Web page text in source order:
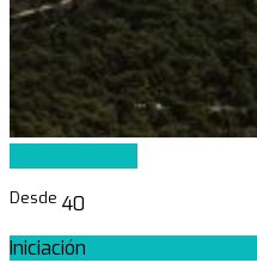
Desde 40
Iniciación